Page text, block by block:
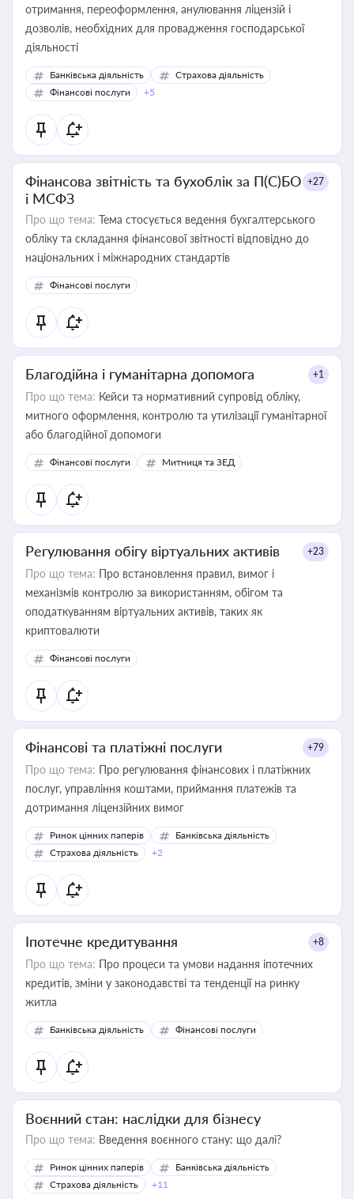
отримання, переоформлення, анулювання ліцензій і
дозволів, необхідних для провадження господарської
діяльності
Банківська діяльність
Страхова діяльність
Фінансові послуги
+5
Фінансова звітність та бухоблік за П(С)БО
і МСФЗ
+27
Про що тема: Тема стосується ведення бухгалтерського
обліку та складання фінансової звітності відповідно до
національних і міжнародних стандартів
Фінансові послуги
Благодійна і гуманітарна допомога +1
Про що тема: Кейси та нормативний супровід обліку,
митного оформлення, контролю та утилізації гуманітарної
або благодійної допомоги
Фінансові послуги Митниця та ЗЕД
Регулювання обігу віртуальних активів +23
Про що тема: Про встановлення правил, вимог і
механізмів контролю за використанням, обігом та
оподаткуванням віртуальних активів, таких як
криптовалюти
Фінансові послуги
Фінансові та платіжні послуги +79
Про що тема: Про регулювання фінансових і платіжних
послуг, управління коштами, приймання платежів та
дотримання ліцензійних вимог
Ринок цінних паперів
Банківська діяльність
Страхова діяльність
+2
Іпотечне кредитування +8
Про що тема: Про процеси та умови надання іпотечних
кредитів, зміни у законодавстві та тенденції на ринку
житла
Банківська діяльність Фінансові послуги
Воєнний стан: наслідки для бізнесу
Про що тема: Введення воєнного стану: що далі?
Ринок цінних паперів
Банківська діяльність
Страхова діяльність
+11